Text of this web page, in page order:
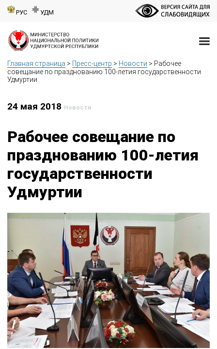
РУС УДМ
Главная страница > Пресс-центр > Новости > Рабочее
совещание по празднованию 100-летия государственности
Удмуртии
24 мая 2018 Новости
Рабочее совещание по
празднованию 100-летия
государственности
Удмуртии